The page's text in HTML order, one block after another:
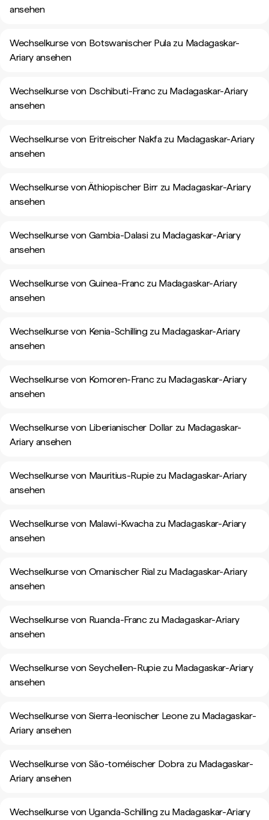
ansehen
Wechselkurse von Botswanischer Pula zu Madagaskar-
Ariary ansehen
Wechselkurse von Dschibuti-Franc zu Madagaskar-Ariary
ansehen
Wechselkurse von Eritreischer Nakfa zu Madagaskar-Ariary
ansehen
Wechselkurse von Äthiopischer Birr zu Madagaskar-Ariary
ansehen
Wechselkurse von Gambia-Dalasi zu Madagaskar-Ariary
ansehen
Wechselkurse von Guinea-Franc zu Madagaskar-Ariary
ansehen
Wechselkurse von Kenia-Schilling zu Madagaskar-Ariary
ansehen
Wechselkurse von Komoren-Franc zu Madagaskar-Ariary
ansehen
Wechselkurse von Liberianischer Dollar zu Madagaskar-
Ariary ansehen
Wechselkurse von Mauritius-Rupie zu Madagaskar-Ariary
ansehen
Wechselkurse von Malawi-Kwacha zu Madagaskar-Ariary
ansehen
Wechselkurse von Omanischer Rial zu Madagaskar-Ariary
ansehen
Wechselkurse von Ruanda-Franc zu Madagaskar-Ariary
ansehen
Wechselkurse von Seychellen-Rupie zu Madagaskar-Ariary
ansehen
Wechselkurse von Sierra-leonischer Leone zu Madagaskar-
Ariary ansehen
Wechselkurse von São-toméischer Dobra zu Madagaskar-
Ariary ansehen
Wechselkurse von Uganda-Schilling zu Madagaskar-Ariary